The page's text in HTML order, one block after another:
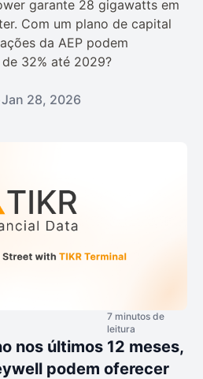
garante 28 gigawatts em
Com um plano de capital
da AEP podem
32% até 2029?
Jan 28, 2026
7 minutos de
leitura
nos últimos 12 meses,
podem oferecer